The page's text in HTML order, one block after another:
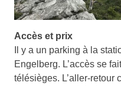
Accès et prix
Il y a un parking à la
Engelberg. L’accès se
télésièges. L’aller-retour